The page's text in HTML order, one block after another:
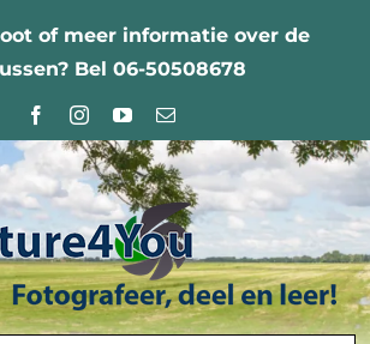
of meer informatie over de
Bel 06-50508678